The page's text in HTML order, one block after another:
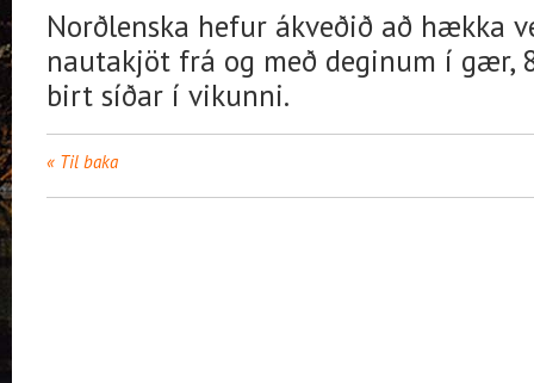
Norðlenska hefur ákveðið að hækka
nautakjöt frá og með deginum í gær,
birt síðar í vikunni.
Til baka